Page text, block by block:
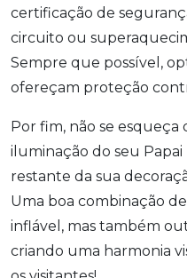
certificação de
circuito ou
Sempre que possível,
ofereçam proteção
Por fim, não se esqueça
iluminação do seu Papai
restante da sua
Uma boa combinação
inflável, mas também
criando uma harmonia